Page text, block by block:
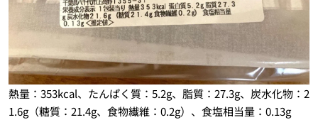
熱量：353kcal、たんぱく質：5.2g、脂質：27.3g、炭水化物：2
1.6g（糖質：21.4g、食物繊維：0.2g）、食塩相当量：0.13g